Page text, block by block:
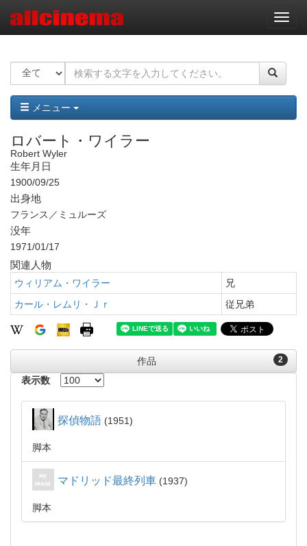
ナ
ビ
ー
ョ
ン
メニュー
ロバート・ワイラー
Robert Wyler
生年月日
1900/09/25
出身地
フランス／ミュルーズ
没年
1971/01/17
関連人物
ウィリアム・ワイラー
兄
カール・レムリ・Ｊｒ
従兄弟
2
作品
表示数
探偵物語 1951
脚本
マドリッド最終列車 1937
脚本